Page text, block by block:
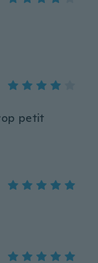
petit